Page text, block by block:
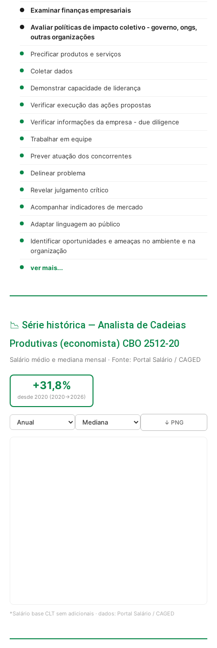
Examinar finanças empresariais
Avaliar políticas de impacto coletivo - governo, ongs,
outras organizações
Precificar produtos e serviços
Coletar dados
Demonstrar capacidade de liderança
Verificar execução das ações propostas
Verificar informações da empresa - due diligence
Trabalhar em equipe
Prever atuação dos concorrentes
Delinear problema
Revelar julgamento crítico
Acompanhar indicadores de mercado
Adaptar linguagem ao público
Identificar oportunidades e ameaças no ambiente e na
organização
ver mais...
📉 Série histórica — Analista de Cadeias
Produtivas (economista) CBO 2512-20
Salário médio e mediana mensal · Fonte: Portal Salário / CAGED
+31,8%
desde 2020 (2020→2026)
↓ PNG
*Salário base CLT sem adicionais · dados: Portal Salário / CAGED